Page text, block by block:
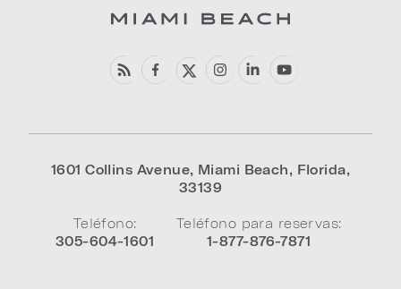
1601 Collins Avenue, Miami Beach, Florida,
33139
Teléfono:
305-604-1601
Teléfono para reservas:
1-877-876-7871